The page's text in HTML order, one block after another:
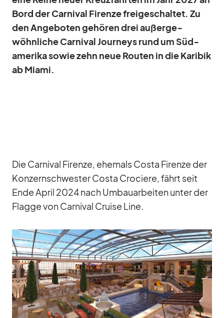
Bord der Car­ni­val Firenze frei­ge­schal­tet. Zu
den An­ge­bo­ten ge­hö­ren drei au­ßer­ge­
wöhn­li­che Car­ni­val Jour­neys rund um Süd­
ame­rika so­wie zehn neue Rou­ten in die Ka­ri­bik
ab Mi­ami.
Die Car­ni­val Firenze, ehe­mals Costa Firenze der
Kon­zern­schwes­ter Costa Cro­ciere, fährt seit
Ende April 2024 nach Um­bau­ar­bei­ten un­ter der
Flagge von Car­ni­val Cruise Line.